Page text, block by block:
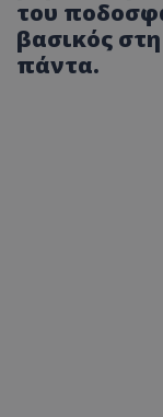
του
βασικός
πάντα.